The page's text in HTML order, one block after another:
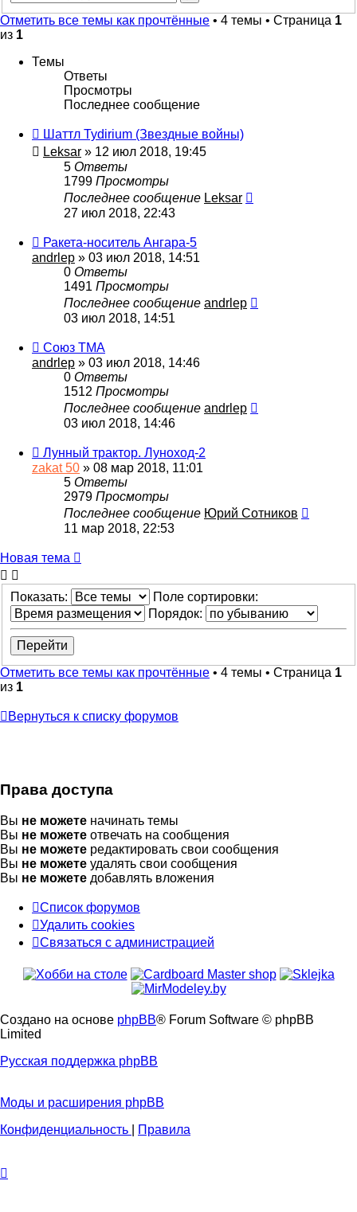
Отметить все темы как прочтённые • 4 темы • Страница 1
из 1
Темы
Ответы
Просмотры
Последнее сообщение
Шаттл Tydirium (Звездные войны)
Leksar » 12 июл 2018, 19:45
5 Ответы
1799 Просмотры
Последнее сообщение Leksar
27 июл 2018, 22:43
Ракета-носитель Ангара-5
andrlep » 03 июл 2018, 14:51
0 Ответы
1491 Просмотры
Последнее сообщение andrlep
03 июл 2018, 14:51
Союз ТМА
andrlep » 03 июл 2018, 14:46
0 Ответы
1512 Просмотры
Последнее сообщение andrlep
03 июл 2018, 14:46
Лунный трактор. Луноход-2
zakat 50 » 08 мар 2018, 11:01
5 Ответы
2979 Просмотры
Последнее сообщение Юрий Сотников
11 мар 2018, 22:53
Новая
тема
Новая тема
Показать:
Поле сортировки:
Порядок:
Отметить все темы как прочтённые • 4 темы • Страница 1
из 1
Вернуться к списку форумов
Права доступа
Вы не можете начинать темы
Вы не можете отвечать на сообщения
Вы не можете редактировать свои сообщения
Вы не можете удалять свои сообщения
Вы не можете добавлять вложения
Список форумов
Удалить cookies
Связаться
администрацией
Связаться с администрацией
Создано на основе phpBB® Forum Software © phpBB
Limited
Русская поддержка phpBB
Моды и расширения phpBB
Конфиденциальность
Правила